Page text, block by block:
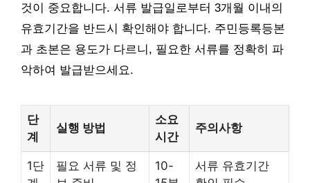
것이 중요합니다. 서류 발급일로부터 3개월 이내의
유효기간을 반드시 확인해야 합니다. 주민등록등본
과 초본은 용도가 다르니, 필요한 서류를 정확히 파
악하여 발급받으세요.
단
계
실행 방법
소요
시간
주의사항
1단
필요 서류 및 정
10-
서류 유효기간